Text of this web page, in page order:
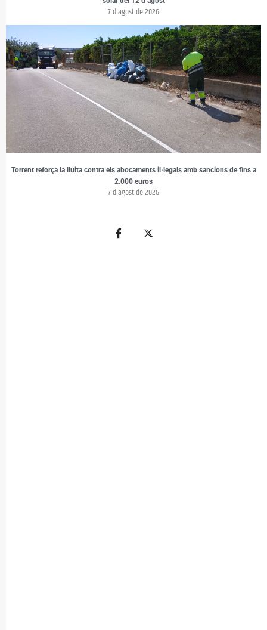
7 d'agost de 2026
Torrent reforça la lluita contra els abocaments il·legals amb sancions de fins a
2.000 euros
7 d'agost de 2026